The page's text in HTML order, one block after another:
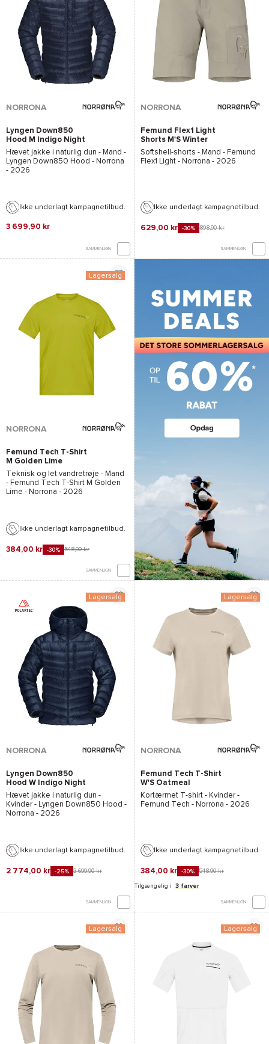
NORRONA
Lyngen Down850
Hood M Indigo Night
Hævet jakke i naturlig dun - Mand -
Lyngen Down850 Hood - Norrona
- 2026
Ikke underlagt kampagnetilbud.
3 699,90 kr
SAMMENLIGN
NORRONA
Femund Flex1 Light
Shorts M'S Winter
Twig
Softshell-shorts - Mand - Femund
Flex1 Light - Norrona - 2026
Ikke underlagt kampagnetilbud.
629,00 kr -30% 898,90 kr
SAMMENLIGN
Lagersalg
NORRONA
Femund Tech T-Shirt
M Golden Lime
Teknisk og let vandretrøje - Mand
- Femund Tech T-Shirt M Golden
Lime - Norrona - 2026
Ikke underlagt kampagnetilbud.
384,00 kr -30% 548,90 kr
SAMMENLIGN
Lagersalg
NORRONA
Lyngen Down850
Hood W Indigo Night
Hævet jakke i naturlig dun -
Kvinder - Lyngen Down850 Hood -
Norrona - 2026
Ikke underlagt kampagnetilbud.
2 774,00 kr -25% 3 699,90 kr
SAMMENLIGN
Lagersalg
NORRONA
Femund Tech T-Shirt
W'S Oatmeal
Kortærmet T-shirt - Kvinder -
Femund Tech - Norrona - 2026
Ikke underlagt kampagnetilbud.
384,00 kr -30% 548,90 kr
Tilgængelig i 3 farver
SAMMENLIGN
Lagersalg Lagersalg